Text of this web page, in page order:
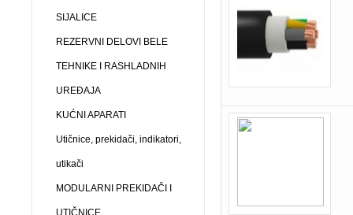
SIJALICE
REZERVNI DELOVI BELE
TEHNIKE I RASHLADNIH
UREĐAJA
KUĆNI APARATI
Utičnice, prekidači, indikatori,
utikači
MODULARNI PREKIDAČI I
UTIČNICE